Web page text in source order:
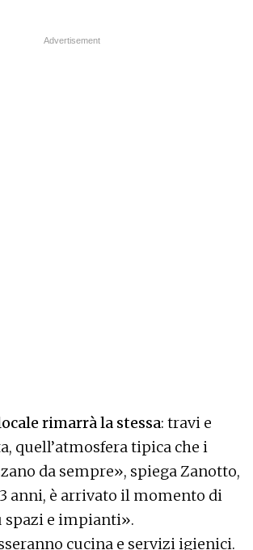
rimarrà la stessa: travi e
quell’atmosfera tipica che i
da sempre», spiega Zanotto,
anni, è arrivato il momento di
spazi e impianti».
cucina e servizi igienici.